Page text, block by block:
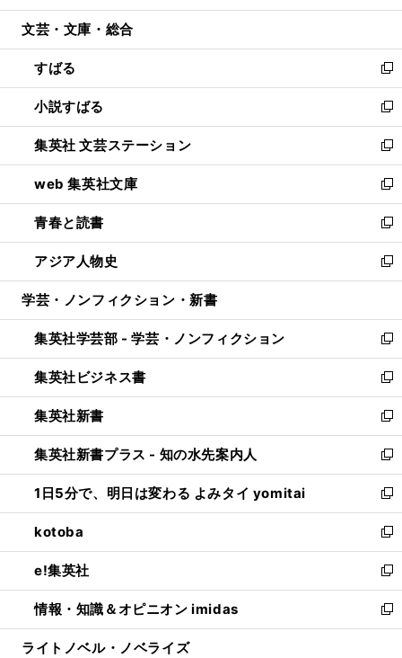
開
ウ
開
く
ン
ウ
で
開
く
ウ
ン
ド
ウ
で
開
く
文芸・文庫・総合
すばる
新
し
い
ウ
ィ
ン
ド
ウ
で
開
く
小説すばる
新
し
い
ウ
ィ
ン
ド
ウ
で
開
集英社 文芸ステーション
新
し
い
ウ
ィ
ン
ド
ウ
開
く
web 集英社文庫
新
し
い
ウ
ィ
ン
ウ
で
開
く
青春と読書
新
し
い
ウ
ン
ド
ウ
で
開
く
アジア人物史
新
し
ウ
ィ
ン
ド
ウ
で
開
く
学芸・ノンフィクション・新書
集英社学芸部 - 学芸・ノンフィクション
新
し
い
ウ
ィ
ン
ド
ウ
で
開
く
集英社ビジネス書
新
し
い
ウ
ィ
ン
ド
ウ
で
開
く
集英社新書
新
し
い
ウ
ィ
ン
ド
ウ
で
開
く
集英社新書プラス - 知の水先案内人
新
し
い
ウ
ィ
ン
ド
ウ
で
開
1日5分で、明日は変わる よみタイ yomitai
新
し
い
ウ
ィ
ン
ド
ウ
kotoba
新
し
い
ウ
ィ
ン
e!集英社
新
し
い
ウ
情報・知識＆オピニオン imidas
新
し
ライトノベル・ノベライズ